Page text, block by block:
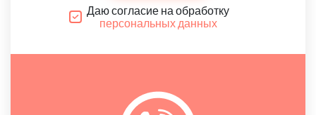
Даю согласие на обработку
персональных данных